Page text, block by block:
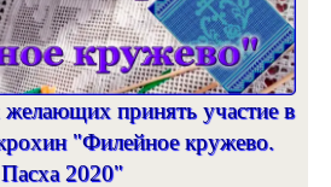
принять участие в
"Филейное кружево.
Пасха 2020"